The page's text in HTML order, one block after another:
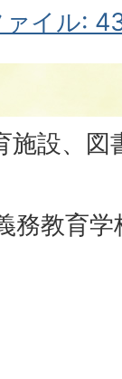
イル:
施設、
務教育学